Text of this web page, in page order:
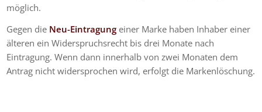
möglich.
Gegen die Neu-Eintragung einer Marke haben Inhaber einer
älteren ein Widerspruchsrecht bis drei Monate nach
Eintragung. Wenn dann innerhalb von zwei Monaten dem
Antrag nicht widersprochen wird, erfolgt die Markenlöschung.